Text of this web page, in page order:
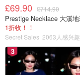
£69.90 £714.90
1折收！！
Secret Sales 2063人感兴趣
3